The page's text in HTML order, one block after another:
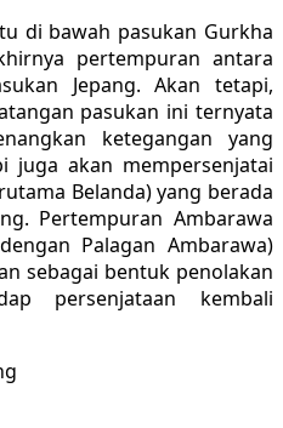
di bawah pasukan Gurkha
pertempuran antara
Jepang. Akan tetapi,
pasukan ini ternyata
ketegangan yang
juga akan mempersenjatai
Belanda) yang berada
Pertempuran Ambarawa
Palagan Ambarawa)
sebagai bentuk penolakan
persenjataan kembali